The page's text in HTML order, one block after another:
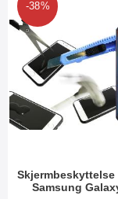
-38%
Skjermbeskyttelse
Samsung